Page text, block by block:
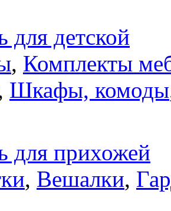
для детской
, Комплекты
Шкафы, комоды
для прихожей
, Вешалки,